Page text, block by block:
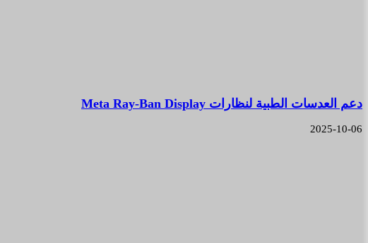
دعم العدسات الطبية لنظارات Meta Ray-Ban Display
2025-10-06